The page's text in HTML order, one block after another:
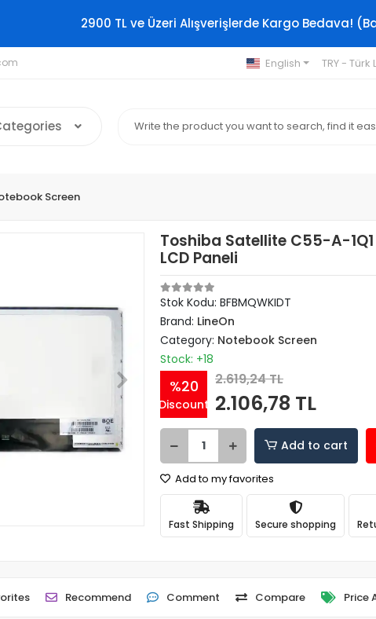
2900 TL ve Üzeri Alışverişlerde Kargo Bedava!
English TRY - Türk
Screen
Toshiba Satellite C55-A-
LCD Paneli
Stok Kodu: BFBMQWKIDT
Brand: LineOn
Category: Notebook Screen
Stock: +18
%20
Discount
2.619,24 TL
2.106,78 TL
Add to cart
Add to my favorites
Fast Shipping Secure shopping
Recommend Comment Compare Price